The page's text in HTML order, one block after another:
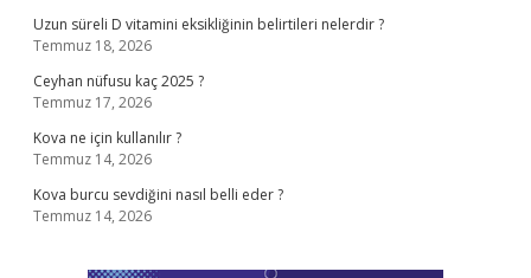
Uzun süreli D vitamini eksikliğinin belirtileri nelerdir ?
Temmuz 18, 2026
Ceyhan nüfusu kaç 2025 ?
Temmuz 17, 2026
Kova ne için kullanılır ?
Temmuz 14, 2026
Kova burcu sevdiğini nasıl belli eder ?
Temmuz 14, 2026